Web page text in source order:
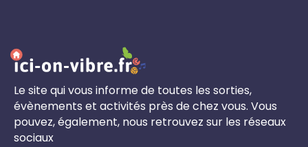
Le site qui vous informe de toutes les sorties,
évènements et activités près de chez vous. Vous
pouvez, également, nous retrouvez sur les réseaux
sociaux